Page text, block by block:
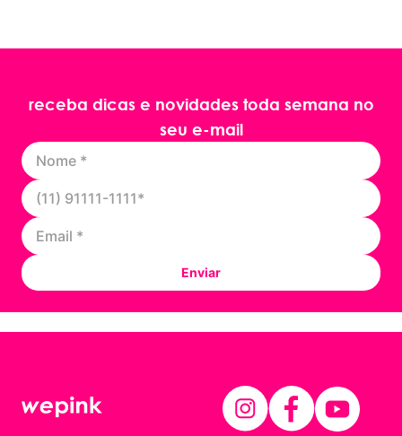
receba dicas e novidades toda semana no
seu e-mail
Enviar